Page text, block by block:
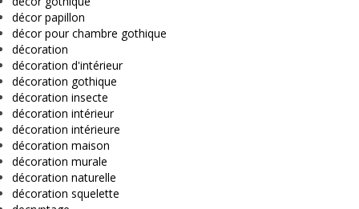
décor papillon
décor pour chambre gothique
décoration
décoration d'intérieur
décoration gothique
décoration insecte
décoration intérieur
décoration intérieure
décoration maison
décoration murale
décoration naturelle
décoration squelette